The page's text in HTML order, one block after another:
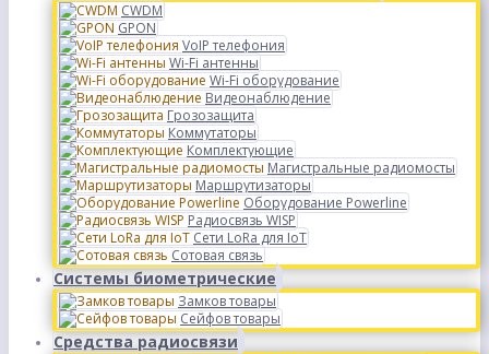
CWDM
GPON
VoIP телефония
Wi-Fi антенны
Wi-Fi оборудование
Видеонаблюдение
Грозозащита
Коммутаторы
Комплектующие
Магистральные радиомосты
Маршрутизаторы
Оборудование Powerline
Радиосвязь WISP
Сети LoRa для IoT
Сотовая связь
Системы биометрические
Замков товары
Сейфов товары
Средства радиосвязи